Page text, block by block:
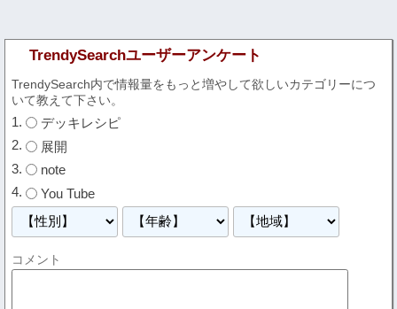
TrendySearchユーザーアンケート
TrendySearch内で情報量をもっと増やして欲しいカテゴリーにつ
いて教えて下さい。
デッキレシピ
展開
note
You Tube
コメント